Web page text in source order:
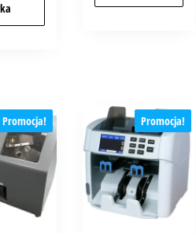
Promocja! Promocja!